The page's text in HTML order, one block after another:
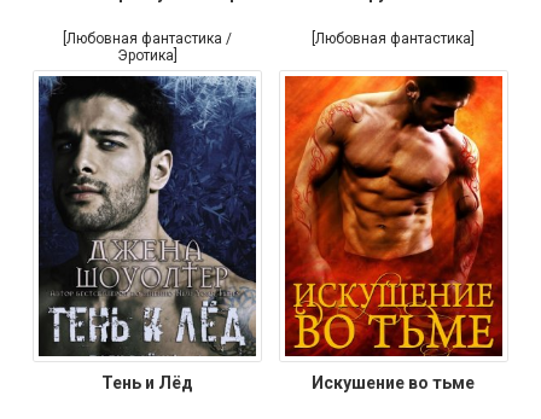
[Любовная фантастика /
Эротика]
[Любовная фантастика]
Тень и Лёд Искушение во тьме